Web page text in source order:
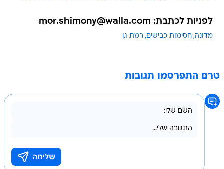
לפניות לכתבת: mor.shimony@walla.com
מדונה חסימות כבישים רמת גן
טרם התפרסמו תגובות